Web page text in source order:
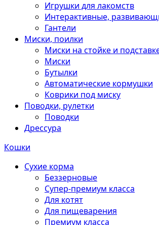
Игрушки для лакомств
Интерактивные,
Гантели
Миски, поилки
Миски на стойке и
Миски
Бутылки
Автоматические кормушки
Коврики под миску
Поводки, рулетки
Поводки
Дрессура
Кошки
Сухие корма
Беззерновые
Супер-премиум класса
Для котят
Для пищеварения
Премиум класса